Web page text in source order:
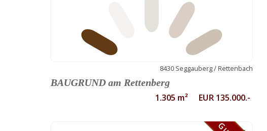
8430 Seggauberg / Rettenbach
BAUGRUND am Rettenberg
1.305 m² EUR 135.000.-